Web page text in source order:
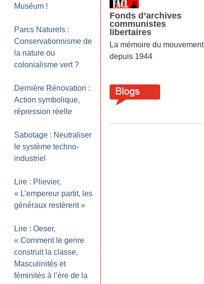
Muséum !
Parcs Naturels :
Conservationnisme de
la nature ou
colonialisme vert ?
Dernière Rénovation :
Action symbolique,
répression réelle
Sabotage : Neutraliser
le système techno-
industriel
Lire : Plievier,
« L’empereur partit, les
généraux restèrent »
Lire : Oeser,
« Comment le genre
construit la classe,
Masculinités et
féminités à l’ère de la
Fonds d’archives
communistes
libertaires
La mémoire du mouvement
depuis 1944